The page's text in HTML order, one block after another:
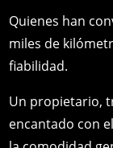
Quienes han
miles de
fiabilidad.
Un propietario,
encantado con